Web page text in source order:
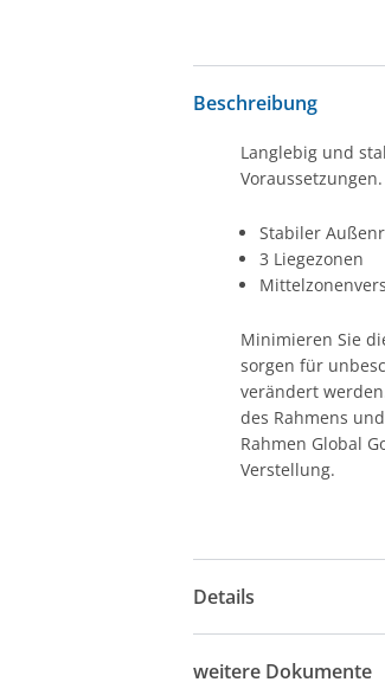
Beschreibung
Langlebig und
Voraussetzungen.
Stabiler
3 Liegezonen
Minimieren Sie
sorgen für
verändert
des Rahmens
Rahmen Global
Verstellung.
Details
weitere Dokumente